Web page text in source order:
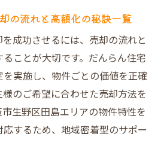
く納得のプレミアム不動産売
ぶプレミアム不動産売却の魅
ならではのサポート体制とは
心・高評価売却のポイント
動産売却体験の流れを徹底解
の流れと高額化の秘訣一覧
成功させるには、売却の流れと
ことが大切です。だんらん住宅
実施し、物件ごとの価値を正確
のご希望に合わせた売却方法を
生野区田島エリアの物件特性を
するため、地域密着型のサポー